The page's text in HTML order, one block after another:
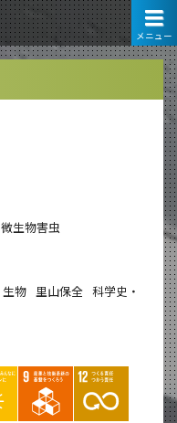
微生物害虫
生物 里山保全 科学史・
メニュー